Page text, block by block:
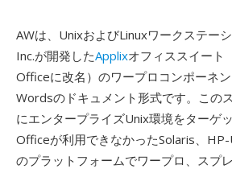
AWは、UnixおよびLinuxワークステー
Inc.が開発したApplixオフィススイート
Officeに改名）のワープロコンポーネ
Wordsのドキュメント形式です。この
にエンタープライズUnix環境をターゲ
Officeが利用できなかったSolaris、
のプラットフォームでワープロ、スプ